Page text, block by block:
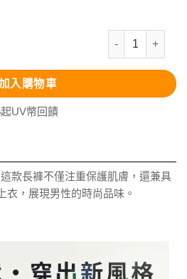
抗UV-微彈修
入購物車
UV幣回饋
款長褲不僅注重保護肌膚，還兼具
衣，展現男性的時尚品味。